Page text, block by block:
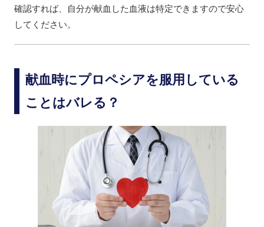
確認すれば、自分が献血した血液は特定できますので安心
してください。
献血時にプロペシアを服用している
ことはバレる？